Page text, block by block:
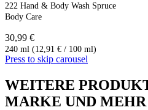
222 Hand & Body Wash Spruce
Body Care
30,99 €
240 ml (12,91 € / 100 ml)
Press to skip carousel
WEITERE
MARKE UND MEHR